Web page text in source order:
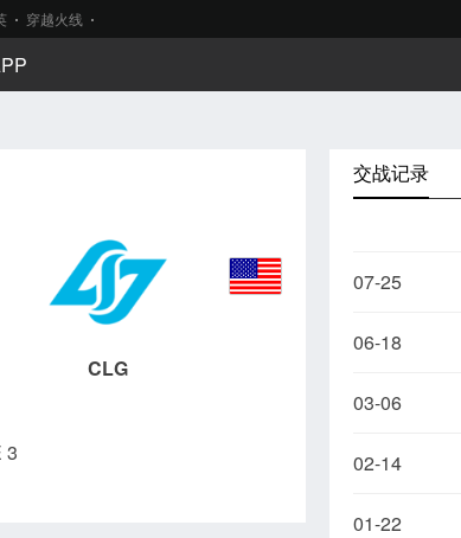
穿越火线
CLG
3
交战记录
07-25
06-18
03-06
02-14
01-22